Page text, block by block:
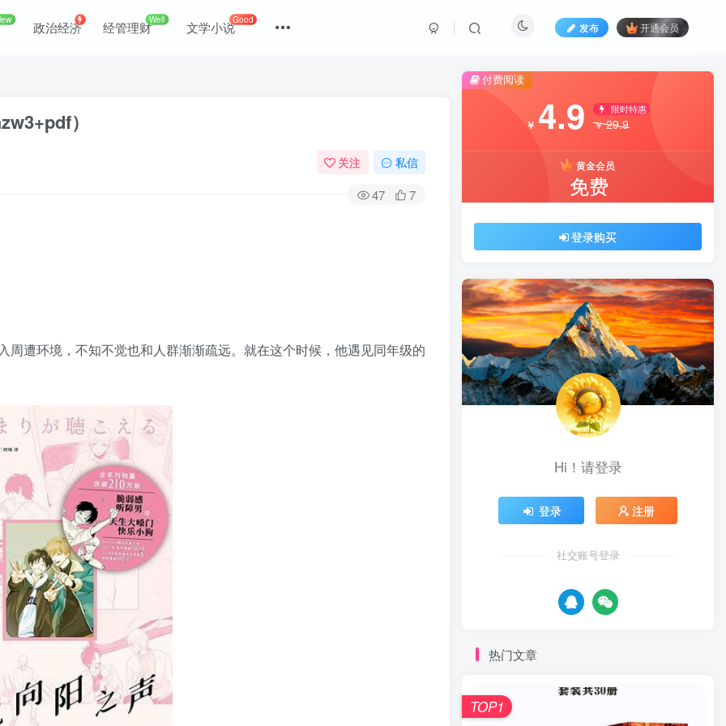
政治经济 经管理财Well 文学小说Good
发布 开通会员
）
关注 私信
47 7
遭环境，不知不觉也和人群渐渐疏远。就在这个时候，他遇见同年级的
付费阅读
￥ 4.9 限时特惠
￥29.9
黄金会员
免费
登录购买
Hi！请登录
登录 注册
社交账号登录
热门文章
TOP1
记住登录
社交账号登录